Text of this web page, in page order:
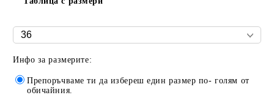
Инфо за размерите:
Препоръчваме ти да избереш един размер по- голям от
обичайния.